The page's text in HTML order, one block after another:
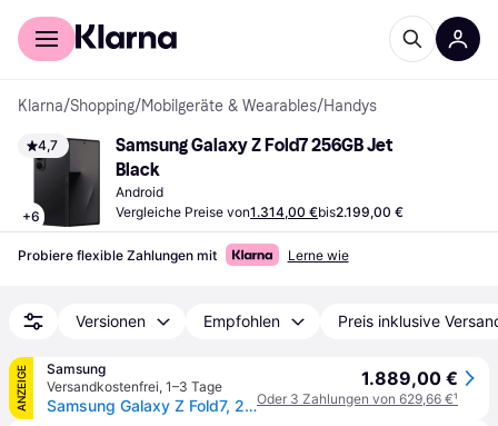
Für Shopper
Klarna/Shopping/Mobilgeräte & Wearables/Handys
4,7
+6
Samsung Galaxy Z Fold7 256GB Jet
Black
Android
Vergleiche Preise von1.314,00 €bis2.199,00 €
Probiere flexible Zahlungen mit Lerne wie
Versionen Empfohlen Preis inklusive
ANZEIGE
Samsung
Versandkostenfrei, 1–3 Tage
Samsung Galaxy Z Fold7, 256 GB Jetblack
1.889,00 €
Oder 3 Zahlungen von 629,66 €¹